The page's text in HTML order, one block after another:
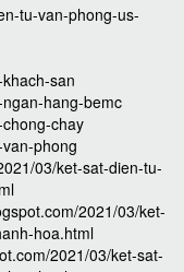
tu-van-phong-us-
san
hang-bemc
chay
phong
03/ket-sat-dien-tu-
2021/03/ket-
hoa.html
2021/03/ket-sat-